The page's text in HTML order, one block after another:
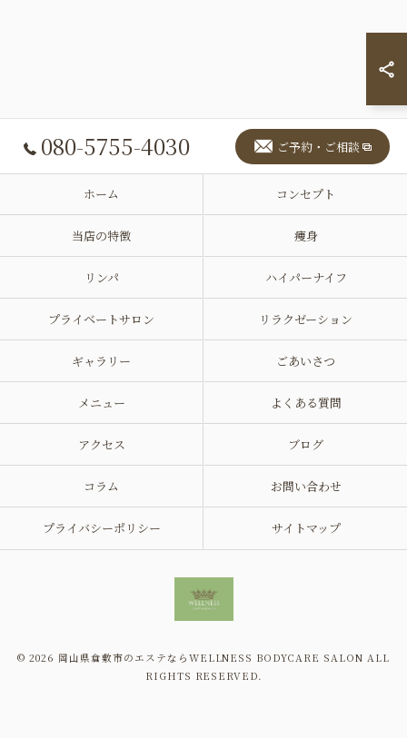
080-5755-4030 ご予約・ご相談
ホーム コンセプト
当店の特徴 痩身
リンパ ハイパーナイフ
プライベートサロン リラクゼーション
ギャラリー ごあいさつ
メニュー よくある質問
アクセス ブログ
コラム お問い合わせ
プライバシーポリシー サイトマップ
© 2026 岡山県倉敷市のエステならWELLNESS BODYCARE SALON ALL
RIGHTS RESERVED.